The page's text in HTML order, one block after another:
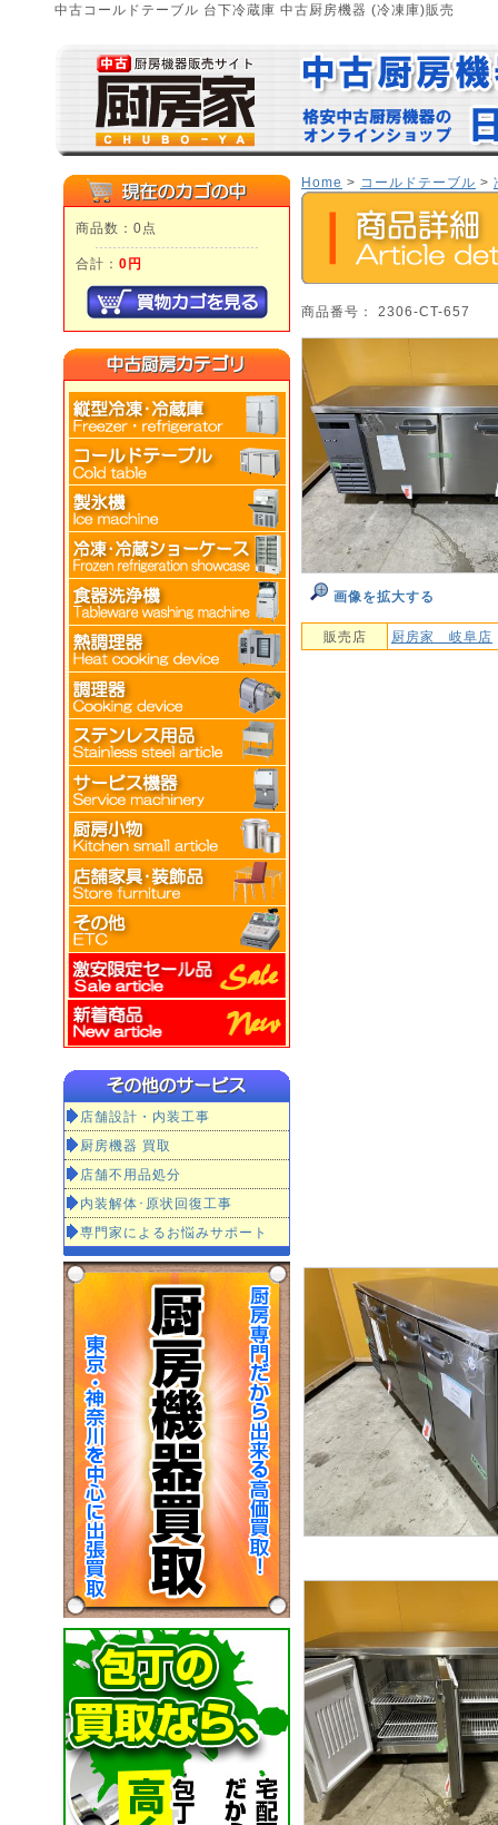
中古コールドテーブル 台下冷蔵庫 中古厨房機器 (冷凍庫)販売
商品数：0点
合計： 0円
店舗設計・内装工事
厨房機器 買取
店舗不用品処分
内装解体･原状回復工事
専門家によるお悩みサポート
Home > コールドテーブル >
商品番号： 2306-CT-657
画像を拡大する
販売店 厨房家 岐阜店